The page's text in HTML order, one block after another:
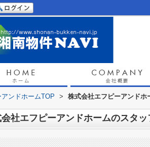
アンドホームTOP > 株式会社エフピーアンド
社エフピーアンドホームのスタ